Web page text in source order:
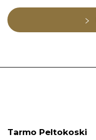
Tarmo Peltokoski